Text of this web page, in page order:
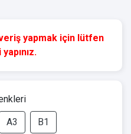
yapmak için lütfen
A3 B1